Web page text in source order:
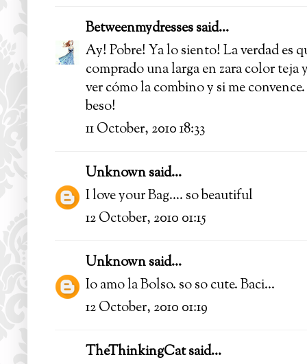
Betweenmydressessaid...
Ay! Pobre! Ya lo siento! La verdad es
comprado una larga en zara color teja
ver cómo la combino y si me
beso!
11 October, 2010 18:33
Unknownsaid...
I love your Bag.... so beautiful
12 October, 2010 01:15
Unknownsaid...
Io amo la Bolso. so so cute. Baci...
12 October, 2010 01:19
TheThinkingCatsaid...